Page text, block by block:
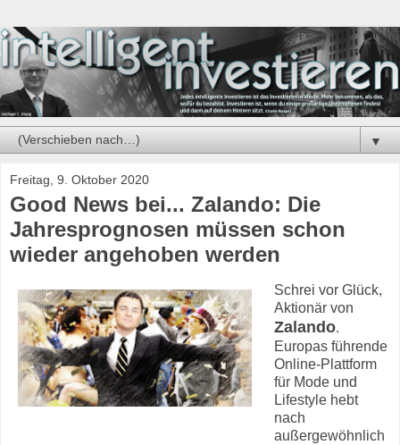
▼
Freitag, 9. Oktober 2020
Good News bei... Zalando: Die
Jahresprognosen müssen schon
wieder angehoben werden
Schrei vor Glück,
Aktionär von
Zalando.
Europas führende
Online-Plattform
für Mode und
Lifestyle hebt
nach
außergewöhnlich